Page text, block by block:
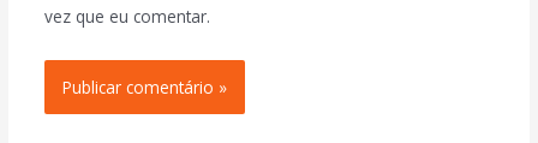
vez que eu comentar.